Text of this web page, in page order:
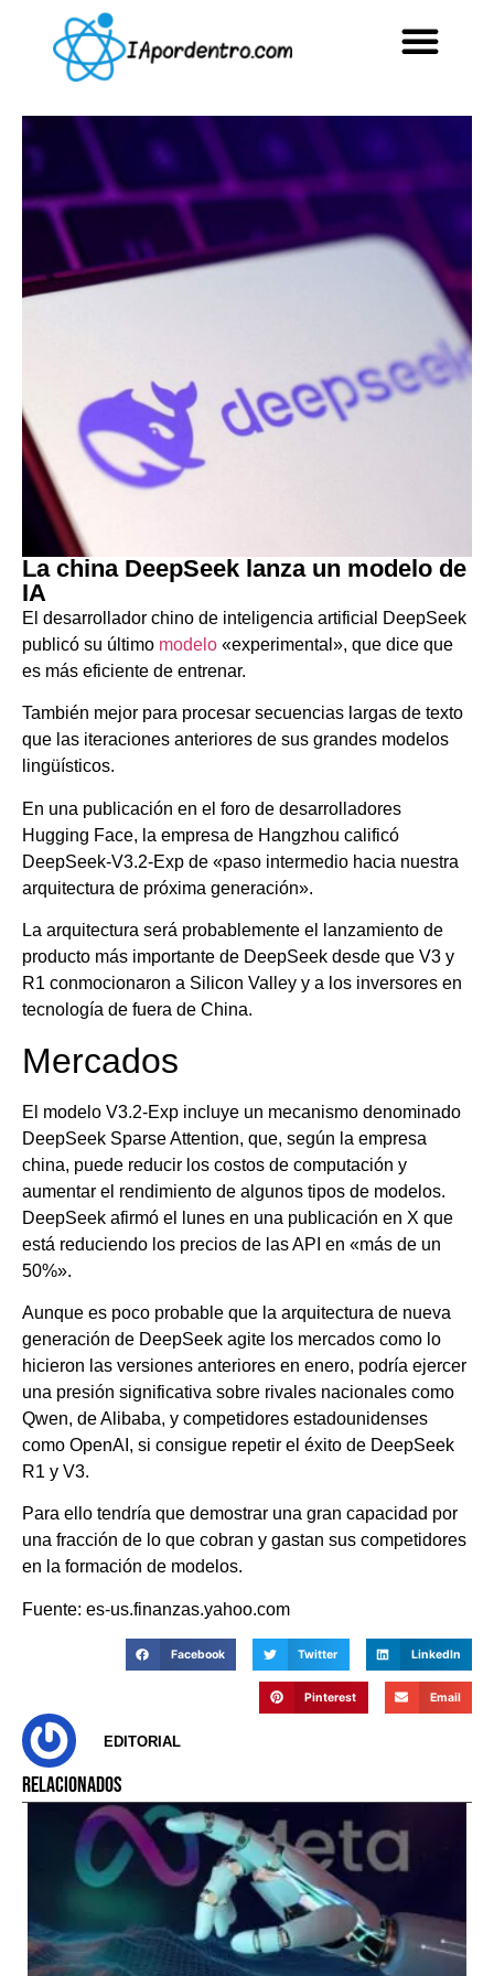
La china DeepSeek lanza un modelo de
IA
El desarrollador chino de inteligencia artificial DeepSeek
publicó su último modelo «experimental», que dice que
es más eficiente de entrenar.
También mejor para procesar secuencias largas de texto
que las iteraciones anteriores de sus grandes modelos
lingüísticos.
En una publicación en el foro de desarrolladores
Hugging Face, la empresa de Hangzhou calificó
DeepSeek-V3.2-Exp de «paso intermedio hacia nuestra
arquitectura de próxima generación».
La arquitectura será probablemente el lanzamiento de
producto más importante de DeepSeek desde que V3 y
R1 conmocionaron a Silicon Valley y a los inversores en
tecnología de fuera de China.
Mercados
El modelo V3.2-Exp incluye un mecanismo denominado
DeepSeek Sparse Attention, que, según la empresa
china, puede reducir los costos de computación y
aumentar el rendimiento de algunos tipos de modelos.
DeepSeek afirmó el lunes en una publicación en X que
está reduciendo los precios de las API en «más de un
50%».
Aunque es poco probable que la arquitectura de nueva
generación de DeepSeek agite los mercados como lo
hicieron las versiones anteriores en enero, podría ejercer
una presión significativa sobre rivales nacionales como
Qwen, de Alibaba, y competidores estadounidenses
como OpenAI, si consigue repetir el éxito de DeepSeek
R1 y V3.
Para ello tendría que demostrar una gran capacidad por
una fracción de lo que cobran y gastan sus competidores
en la formación de modelos.
Fuente: es-us.finanzas.yahoo.com
Facebook Twitter LinkedIn
Pinterest Email
EDITORIAL
RELACIONADOS